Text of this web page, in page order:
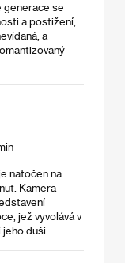
generace se
a postižení,
a
natočen na
Kamera
jež vyvolává v
duši.